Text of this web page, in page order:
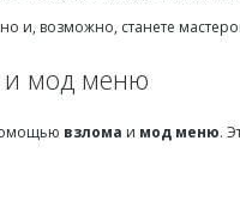
и, возможно, станете
и мод меню
взлома и мод меню.